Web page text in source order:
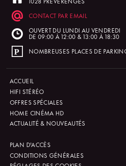
CONTACT PAR EMAIL
OUVERT DU LUNDI AU VENDREDI
DE 09:00 À 12:00 & 13:00 À 18:30
NOMBREUSES PLACES DE
ACCUEIL
HIFI STÉRÉO
OFFRES SPÉCIALES
HOME CINÉMA HD
ACTUALITÉ & NOUVEAUTÉS
PLAN D'ACCÈS
CONDITIONS GÉNÉRALES